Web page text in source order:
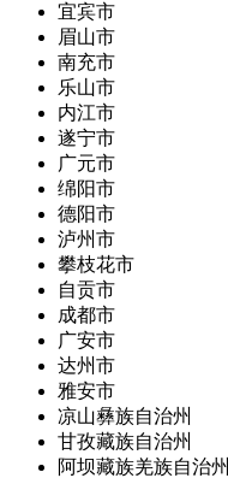
宜宾市
眉山市
南充市
乐山市
内江市
遂宁市
广元市
绵阳市
德阳市
泸州市
攀枝花市
自贡市
成都市
广安市
达州市
雅安市
凉山彝族自治州
甘孜藏族自治州
阿坝藏族羌族自治州